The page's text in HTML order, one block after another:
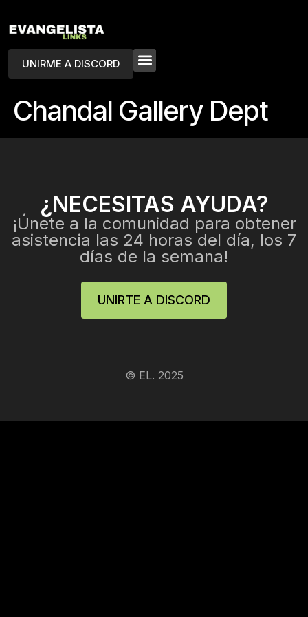
UNIRME A DISCORD
Chandal Gallery Dept
¿NECESITAS AYUDA?
¡Únete a la comunidad para obtener
asistencia las 24 horas del día, los 7
días de la semana!
UNIRTE A DISCORD
© EL. 2025